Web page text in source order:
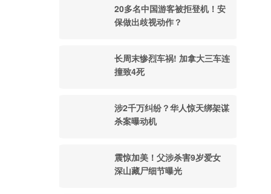
20多名中国游客被拒登机！安
保做出歧视动作？
长周末惨烈车祸! 加拿大三车连
撞致4死
涉2千万纠纷？华人惊天绑架谋
杀案曝动机
震惊加美！父涉杀害9岁爱女
深山藏尸细节曝光